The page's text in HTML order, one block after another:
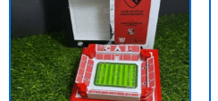
original
$ 59.900,00.
actual
es:
$ 40.000,00.